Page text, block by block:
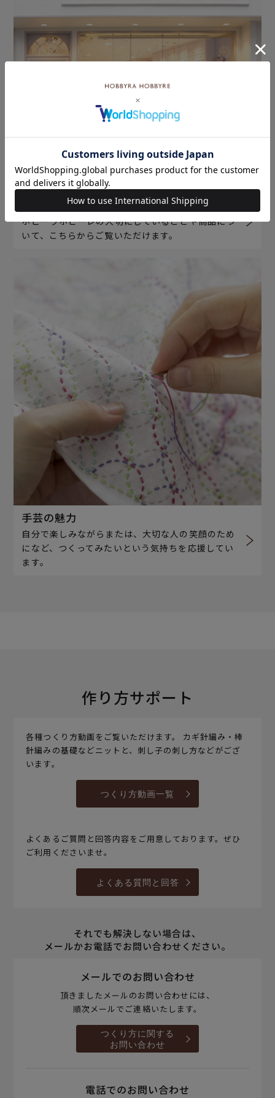
ホビーラホビーレについて
ホビーラホビーレの大切にしていることや商品につ
いて、こちらからご覧いただけます。
手芸の魅力
自分で楽しみながらまたは、大切な人の笑顔のため
になど、つくってみたいという気持ちを応援してい
ます。
作り方サポート
各種つくり方動画をご覧いただけます。 カギ針編み・棒
針編みの基礎などニットと、刺し子の刺し方などがござ
います。
つくり方動画一覧
よくあるご質問と回答内容をご用意しております。ぜひ
ご利用くださいませ。
よくある質問と回答
それでも解決しない場合は、
メールかお電話でお問い合わせください。
メールでのお問い合わせ
頂きましたメールのお問い合わせには、
順次メールでご連絡いたします。
つくり方に関する
お問い合わせ
電話でのお問い合わせ